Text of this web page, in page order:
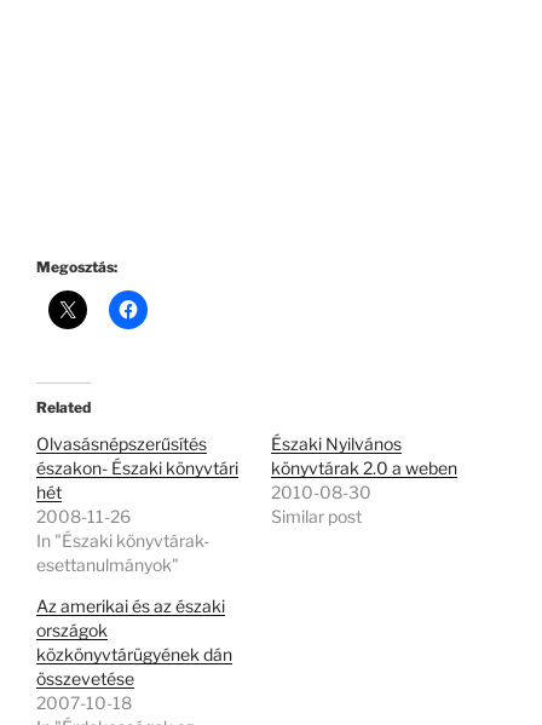
Megosztás:
Related
Olvasásnépszerűsítés
északon- Északi könyvtári
hét
2008-11-26
In "Északi könyvtárak-
esettanulmányok"
Északi Nyilvános
könyvtárak 2.0 a weben
2010-08-30
Similar post
Az amerikai és az északi
országok
közkönyvtárügyének dán
összevetése
2007-10-18